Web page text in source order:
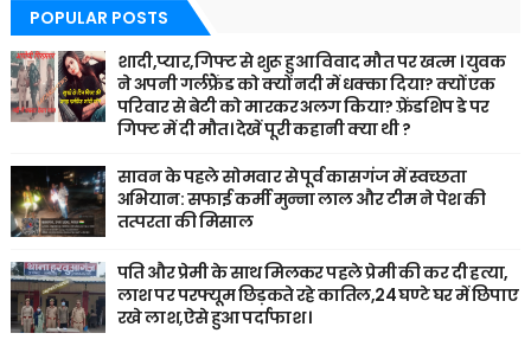
POPULAR POSTS
शादी,प्यार,गिफ्ट से शुरू हुआ विवाद मौत पर खत्म । युवक
ने अपनी गर्लफ्रैंड को क्यों नदी में धक्का दिया? क्यों एक
परिवार से बेटी को मारकर अलग किया? फ़्रेंडशिप डे पर
गिफ्ट में दी मौत। देखें पूरी कहानी क्या थी ?
सावन के पहले सोमवार से पूर्व कासगंज में स्वच्छता
अभियान: सफाई कर्मी मुन्ना लाल और टीम ने पेश की
तत्परता की मिसाल
पति और प्रेमी के साथ मिलकर पहले प्रेमी की कर दी हत्या,
लाश पर परफ्यूम छिड़कते रहे कातिल,24 घण्टे घर में छिपाए
रखे लाश,ऐसे हुआ पर्दाफाश ।